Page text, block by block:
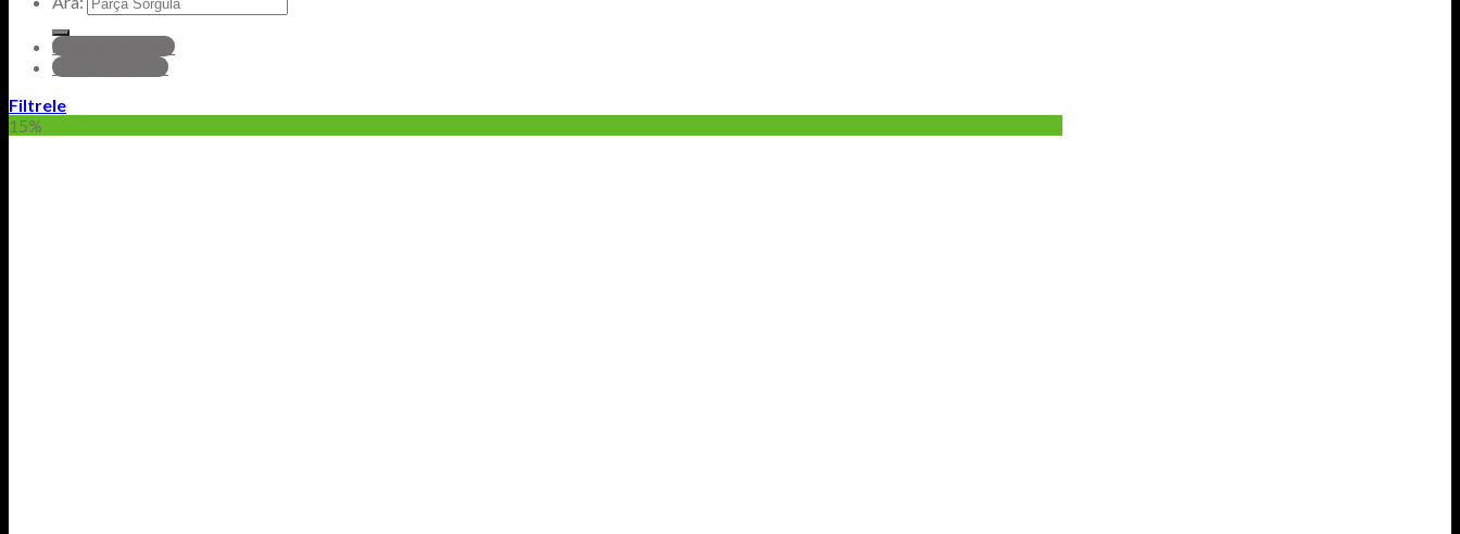
hyundai Parçalar
Honda Parçalar
Filtrele
15%